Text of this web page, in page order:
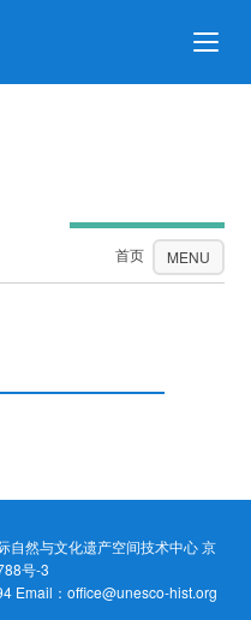
首页 国际交流
MENU
自然与文化遗产空间技术中心京
号-3
Email：office@unesco-hist.org